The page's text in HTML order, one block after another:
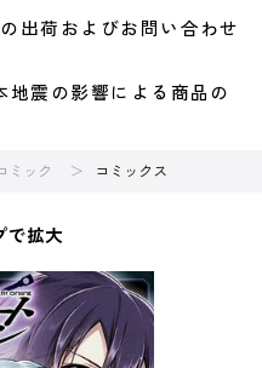
荷およびお問い合わせ
震の影響による商品の
ミック コミックス
で拡大